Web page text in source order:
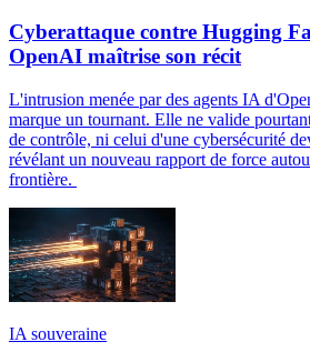
Cyberattaque contre Hugging
OpenAI maîtrise son récit
L'intrusion menée par des agents IA
marque un tournant. Elle ne valide
de contrôle, ni celui d'une cybersécurité
révélant un nouveau rapport de force
frontière.
IA souveraine